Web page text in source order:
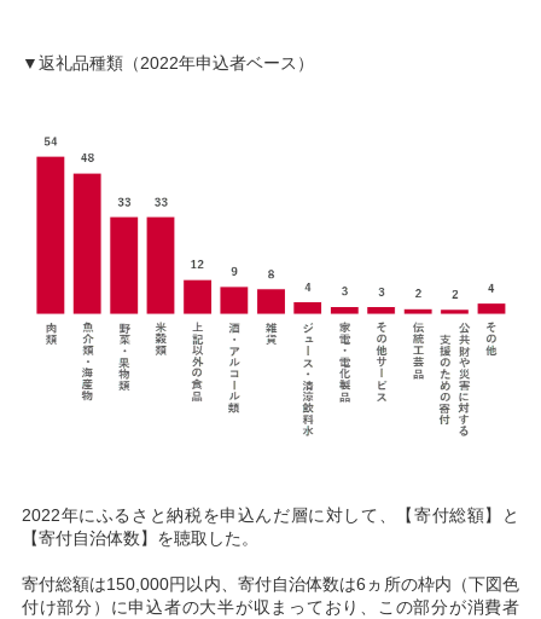
▼返礼品種類（2022年申込者ベース）
2022年にふるさと納税を申込んだ層に対して、【寄付総額】と
【寄付自治体数】を聴取した。
寄付総額は150,000円以内、寄付自治体数は6ヵ所の枠内（下図色
付け部分）に申込者の大半が収まっており、この部分が消費者